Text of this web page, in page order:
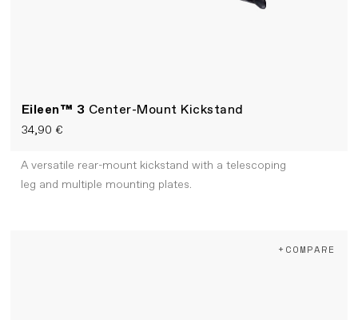
Eileen™ 3 Center-Mount Kickstand
34,90 €
A versatile rear-mount kickstand with a telescoping
leg and multiple mounting plates.
+COMPARE